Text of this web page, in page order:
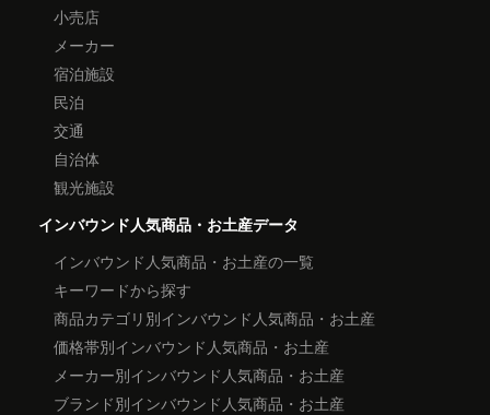
小売店
メーカー
宿泊施設
民泊
交通
自治体
観光施設
インバウンド人気商品・お土産データ
インバウンド人気商品・お土産の一覧
キーワードから探す
商品カテゴリ別インバウンド人気商品・お土産
価格帯別インバウンド人気商品・お土産
メーカー別インバウンド人気商品・お土産
ブランド別インバウンド人気商品・お土産